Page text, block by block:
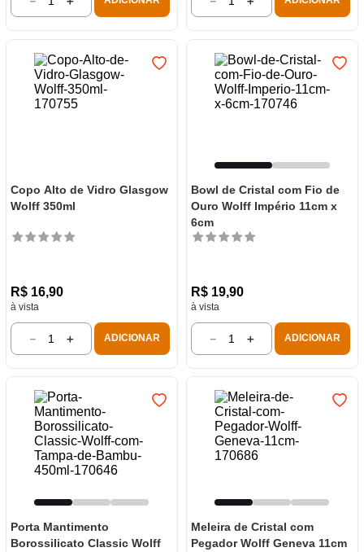
Copo Alto de Vidro Glasgow
Wolff 350ml
R$ 16,90
à vista
＋
－ ADICIONAR
Bowl de Cristal com Fio de
Ouro Wolff Império 11cm x
6cm
R$ 19,90
à vista
＋
－ ADICIONAR
Porta Mantimento
Borossilicato Classic Wolff
Meleira de Cristal com
Pegador Wolff Geneva 11cm